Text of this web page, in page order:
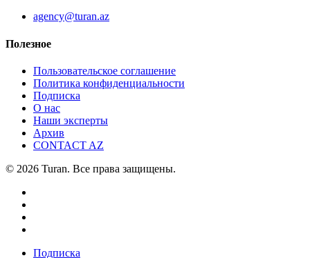
agency@turan.az
Полезное
Пользовательское соглашение
Политика конфиденциальности
Подписка
О нас
Наши эксперты
Архив
CONTACT AZ
© 2026 Turan. Все права защищены.
Подписка